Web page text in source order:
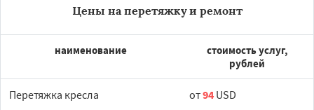
Цены на перетяжку и ремонт
наименование
стоимость услуг,
рублей
Перетяжка кресла от94 USD